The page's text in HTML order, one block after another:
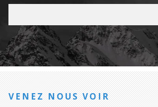
VENEZ NOUS VOIR